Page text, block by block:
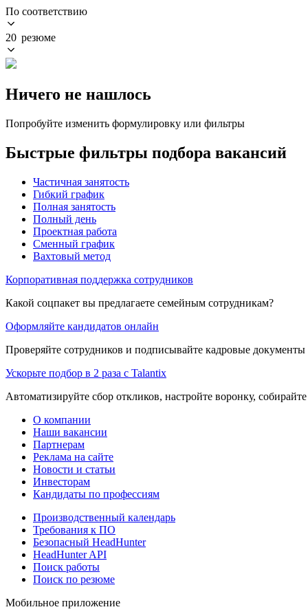
По соответствию
20 резюме
Ничего не нашлось
Попробуйте изменить формулировку или фильтры
Быстрые фильтры подбора вакансий
Частичная занятость
Гибкий график
Полная занятость
Полный день
Проектная работа
Сменный график
Вахтовый метод
Корпоративная поддержка сотрудников
Какой соцпакет вы предлагаете семейным сотрудникам?
Оформляйте кандидатов онлайн
Проверяйте сотрудников и подписывайте кадровые
Ускорьте подбор в 2 раза с Talantix
Автоматизируйте сбор откликов, настройте воронку,
О компании
Наши вакансии
Партнерам
Реклама на сайте
Новости и статьи
Инвесторам
Кандидаты по профессиям
Производственный календарь
Требования к ПО
Безопасный HeadHunter
HeadHunter API
Поиск работы
Поиск по резюме
Мобильное приложение